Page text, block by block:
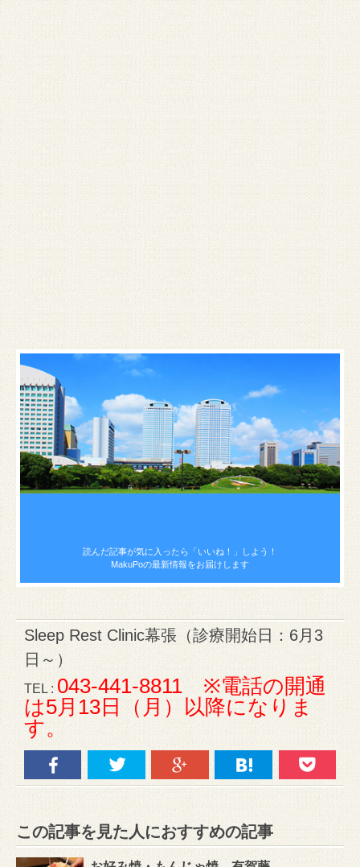
読んだ記事が気に入ったら 「いいね！」しよう！
MakuPoの最新情報をお届けします
Sleep Rest Clinic幕張（診療開始日：6月3
日～）
TEL : 043-441-8811 ※電話の開通
は5月13日（月）以降になりま
す。
この記事を見た人におすすめの記事